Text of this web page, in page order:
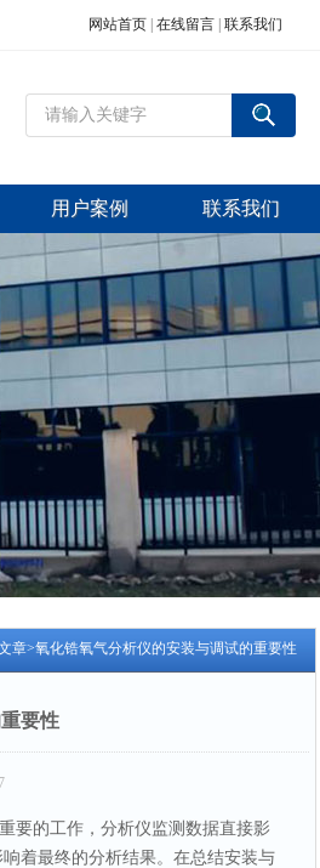
网站首页 在线留言 联系我们
用户案例 联系我们
章>氧化锆氧气分析仪的安装与调试的重要性
要性
要的工作， 分析仪监测数据直接影
着最终的分析结果。在总结安装与